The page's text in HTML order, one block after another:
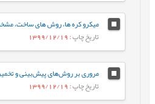
تاریخ چاپ: 1399/12/19
تاریخ چاپ: 1399/12/19